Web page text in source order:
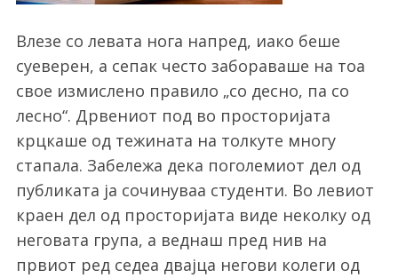
Влезе со левата нога напред, иако беше
суеверен, а сепак често забораваше на тоа
свое измислено правило „со десно, па со
лесно“. Дрвениот под во просторијата
крцкаше од тежината на толкуте многу
стапала. Забележа дека поголемиот дел од
публиката ја сочинуваа студенти. Во левиот
краен дел од просторијата виде неколку од
неговата група, а веднаш пред нив на
првиот ред седеа двајца негови колеги од